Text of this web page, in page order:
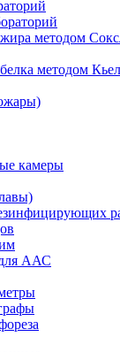
методом
методом
камеры
ААС